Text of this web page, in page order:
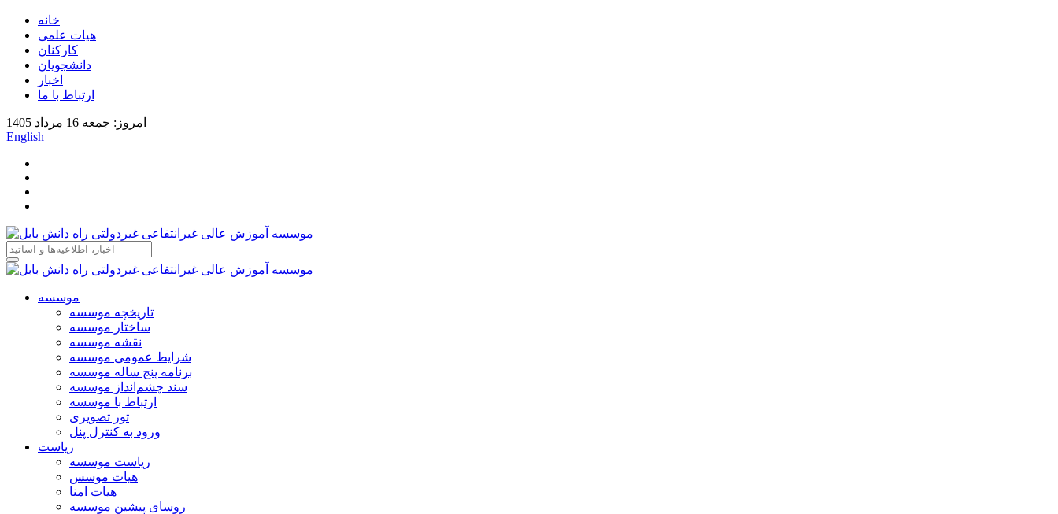
خانه
هیات علمی
کارکنان
دانشجویان
اخبار
ارتباط با ما
امروز: جمعه 16 مرداد 1405
English
موسسه
تاریخچه موسسه
ساختار موسسه
نقشه موسسه
شرایط عمومی موسسه
برنامه پنج ساله موسسه
سند چشم‌انداز موسسه
ارتباط با موسسه
تور تصویری
ورود به کنترل پنل
ریاست
ریاست موسسه
هیات موسس
هیات امنا
روسای پیشین موسسه